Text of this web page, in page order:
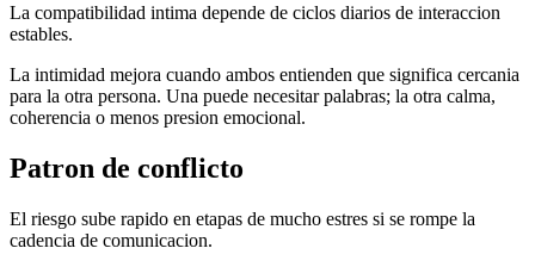
La compatibilidad intima depende de ciclos diarios de interaccion
estables.
La intimidad mejora cuando ambos entienden que significa cercania
para la otra persona. Una puede necesitar palabras; la otra calma,
coherencia o menos presion emocional.
Patron de conflicto
El riesgo sube rapido en etapas de mucho estres si se rompe la
cadencia de comunicacion.